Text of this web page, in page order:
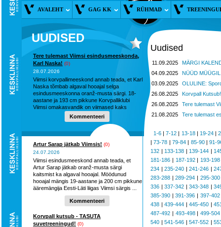
AVALEHT GAG KK RÜHMAD
UUDISED
Tere tulemast Viimsi esindusmeeskonda,
Karl Naska! (0)
28.07.2026
Viimsi korvpallimeeskond annab teada, et Karl
Naska tõmbab algaval hooajal selga
esindusmeeskonna oranž-musta särgi. 18-
aastane ja 193 cm pikkune Korvpalliklubi
Viimsi omakasvandik on viimased kaks
Kommenteeri
Artur Sarap jätkab Viimsis! (0)
24.07.2026
Viimsi esindusmeeskond annab teada, et
Artur Sarap jätkab oranž-musta särgi
kaitsmist ka algaval hooajal. Möödunud
hooajal mängis 19-aastane ja 200 cm pikkune
ääremängija Eesti-Läti liigas Viimsi särgis ...
Kommenteeri
Korvpall kutsub - TASUTA
suvetreeningud! (0)
Uudised
11.09.2025
MÄRGI
04.09.2025
NÜÜD
03.09.2025
OLULINE:
26.08.2025
Korvpall Kutsub!
26.08.2025
Tere tulemast
21.08.2025
Tere tulemast
1-6 |7-12 | 13-18| 19-24|
|73-78 | 79-84| 85-90|91-
132 | 133-138 | 139-144 |
181-186 | 187-192| 193-198
234 |235-240 |241-246 |
283-288 |289-294 | 295-300
336 |337-342 |343-348 |
385-390 |391-396 | 397-402
438 |439-444 |445-450 |
487-492 | 493-498| 499-504
540 |541-546 |547-552 |